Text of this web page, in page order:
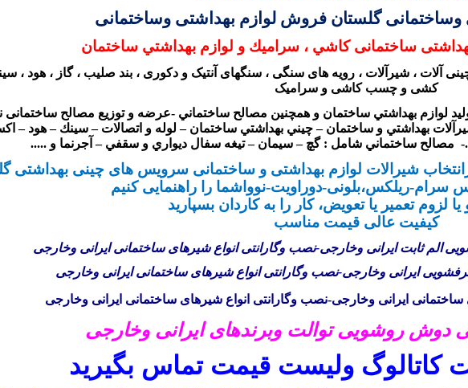
گلستان فروش لوازم بهداشتی وساختمانی
ساختمانی كاشي ، سراميك و لوازم بهداشتي ساختمان
آلات ، شیرآلات ، رویه های سنگی ، سنگهای آنتیک و دکوری ، بند صلیب ، گاز ، هود ،
کشی و چسب کاشی و سرامیک
لوازم بهداشتي ساختمان و همچنين مصالح ساختماني -عرضه و توزيع مصالح ساختمانی
بهداشتي و ساختمان – چيني بهداشتي ساختمان – لوله و اتصالات – سينك – هود –
مصالح ساختماني شامل : گچ – سيمان – تيغه سفال ديواري و سقفي – آجرنما و .....
شیرالات لوازم بهداشتی و ساختمانی سرویس های چینی بهداشتی
سرام-ریلکس،بلونی-دوراویت-نوواشما را راهنمایی کنیم
یا لزوم تعمیر یا تعویض، کار را به کاردان بسپارید
کیفیت عالی قیمت مناسب
المثابتایرانی وخارجی-نصب وگارانتی انواع شیرهای ساختمانی ایرانی وخارجی
ایرانی وخارجی-نصب وگارانتی انواع شیرهای ساختمانی ایرانی وخارجی
ایرانی وخارجی-نصب وگارانتی انواع شیرهای ساختمانی ایرانی وخارجی
روشویی توالت وبرندهای ایرانی وخارجی
کاتالوگ ولیست قیمت تماس بگیرید